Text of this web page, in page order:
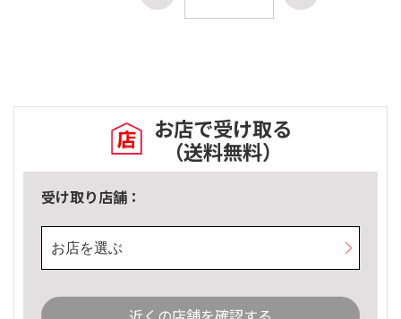
お店で受け取る
（送料無料）
受け取り店舗：
お店を選ぶ